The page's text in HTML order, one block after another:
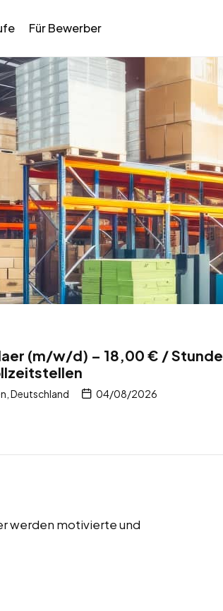
Für Bewerber
(m/w/d) – 18,00 € / Stunde
Deutschland 04/08/2026
werden motivierte und